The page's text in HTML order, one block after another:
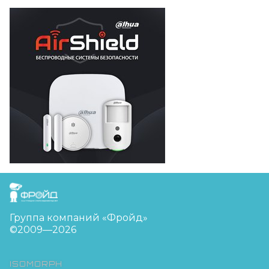
FreudGroup
Группа компаний «Фройд»
©2009—2026
ISOMORPH